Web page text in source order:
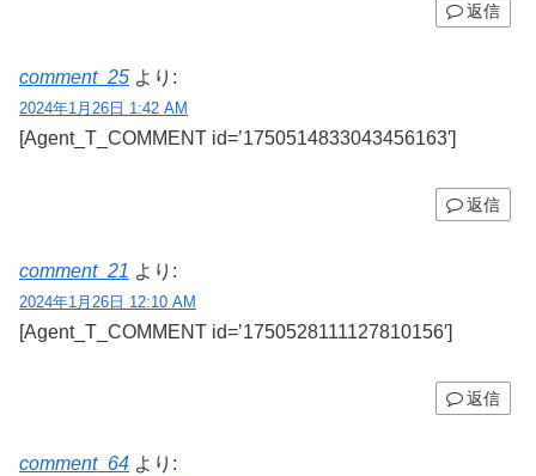
返信
comment_25 より:
2024年1月26日 1:42 AM
[Agent_T_COMMENT id=’1750514833043456163′]
返信
comment_21 より:
2024年1月26日 12:10 AM
[Agent_T_COMMENT id=’1750528111127810156′]
返信
comment_64 より: